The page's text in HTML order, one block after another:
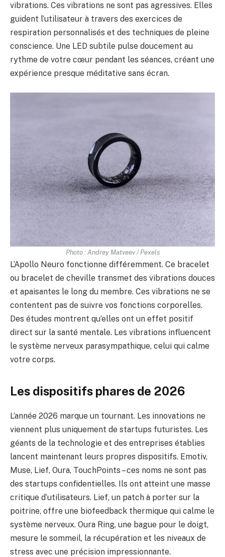
vibrations. Ces vibrations ne sont pas agressives. Elles
guident l’utilisateur à travers des exercices de
respiration personnalisés et des techniques de pleine
conscience. Une LED subtile pulse doucement au
rythme de votre cœur pendant les séances, créant une
expérience presque méditative sans écran.
Photo : Andrey Matveev / Pexels
L’Apollo Neuro fonctionne différemment. Ce bracelet
ou bracelet de cheville transmet des vibrations douces
et apaisantes le long du membre. Ces vibrations ne se
contentent pas de suivre vos fonctions corporelles.
Des études montrent qu’elles ont un effet positif
direct sur la santé mentale. Les vibrations influencent
le système nerveux parasympathique, celui qui calme
votre corps.
Les dispositifs phares de 2026
L’année 2026 marque un tournant. Les innovations ne
viennent plus uniquement de startups futuristes. Les
géants de la technologie et des entreprises établies
lancent maintenant leurs propres dispositifs. Emotiv,
Muse, Lief, Oura, TouchPoints – ces noms ne sont pas
des startups confidentielles. Ils ont atteint une masse
critique d’utilisateurs. Lief, un patch à porter sur la
poitrine, offre une biofeedback thermique qui calme le
système nerveux. Oura Ring, une bague pour le doigt,
mesure le sommeil, la récupération et les niveaux de
stress avec une précision impressionnante.